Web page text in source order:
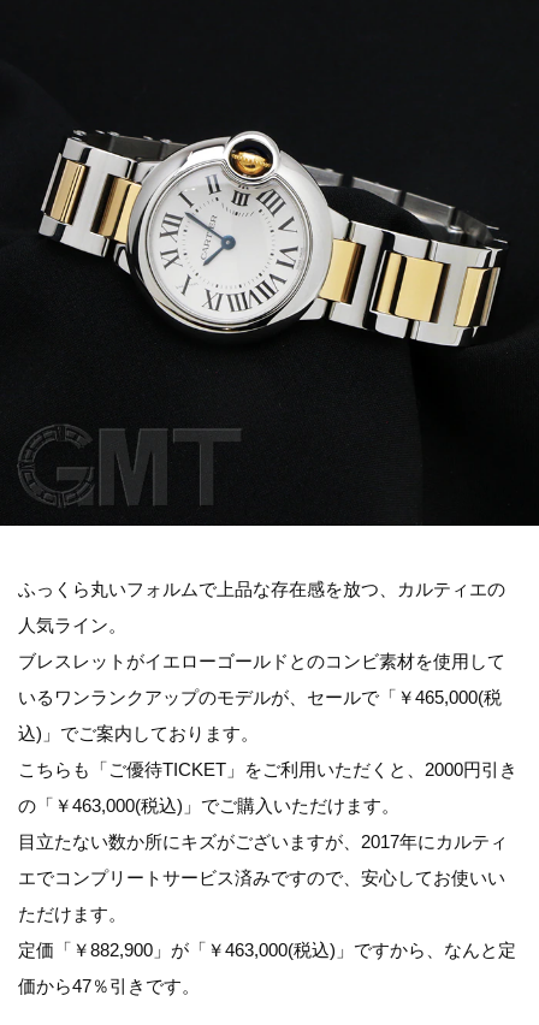
ふっくら丸いフォルムで上品な存在感を放つ、カルティエの
人気ライン。
ブレスレットがイエローゴールドとのコンビ素材を使用して
いるワンランクアップのモデルが、セールで「 ￥465,000(税
込) 」でご案内しております。
こちらも「ご優待TICKET」をご利用いただくと、2000円引き
の「 ￥463,000(税込) 」でご購入いただけます。
目立たない数か所にキズがございますが、2017年にカルティ
エでコンプリートサービス済みですので、安心してお使いい
ただけます。
定価「￥882,900」が「￥463,000(税込)」ですから、なんと 定
価から47％引き です。